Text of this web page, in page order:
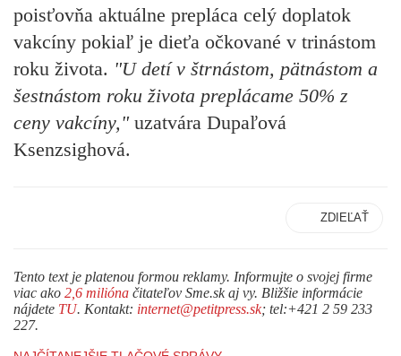
poisťovňa aktuálne prepláca celý doplatok
vakcíny pokiaľ je dieťa očkované v trinástom
roku života. "U detí v štrnástom, pätnástom a
šestnástom roku života preplácame 50% z
ceny vakcíny," uzatvára Dupaľová
Ksenzsighová.
ZDIEĽAŤ
Tento text je platenou formou reklamy. Informujte o svojej firme
viac ako 2,6 milióna čitateľov Sme.sk aj vy. Bližšie informácie
nájdete TU. Kontakt: internet@petitpress.sk; tel:+421 2 59 233
227.